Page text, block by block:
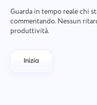
Guarda in tempo reale chi
commentando. Nessun
produttività.
Inizia